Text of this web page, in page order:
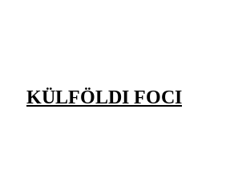
KÜLFÖLDI FOCI